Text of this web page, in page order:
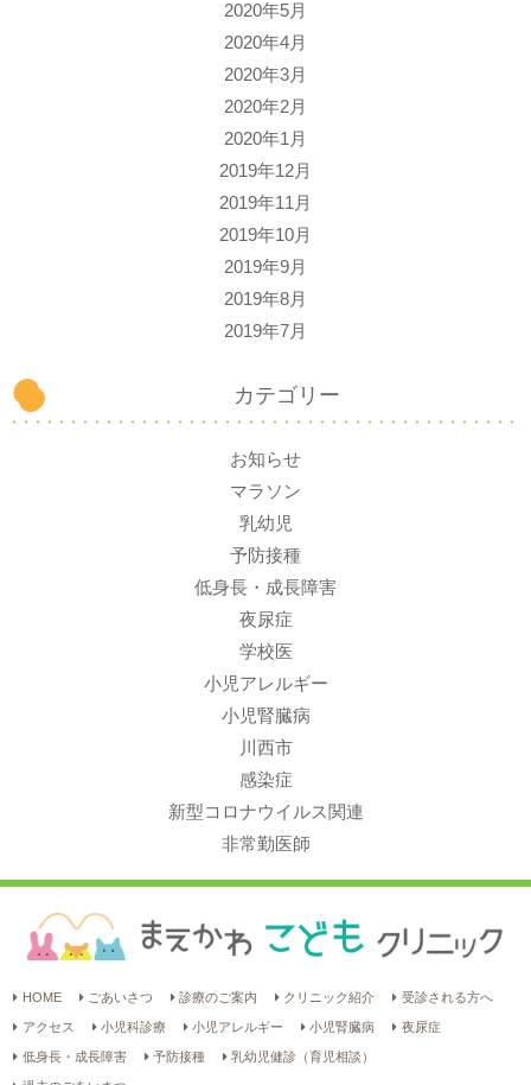
2020年5月
2020年4月
2020年3月
2020年2月
2020年1月
2019年12月
2019年11月
2019年10月
2019年9月
2019年8月
2019年7月
カテゴリー
お知らせ
マラソン
乳幼児
予防接種
低身長・成長障害
夜尿症
学校医
小児アレルギー
小児腎臓病
川西市
感染症
新型コロナウイルス関連
非常勤医師
HOME ごあいさつ 診療のご案内 クリニック紹介 受診される方へ
アクセス 小児科診療 小児アレルギー 小児腎臓病 夜尿症
低身長・成長障害 予防接種 乳幼児健診（育児相談）